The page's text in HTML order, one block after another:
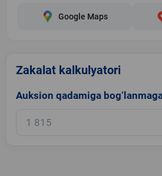
Google Maps
Zakalat kalkulyatori
Auksion qadamiga